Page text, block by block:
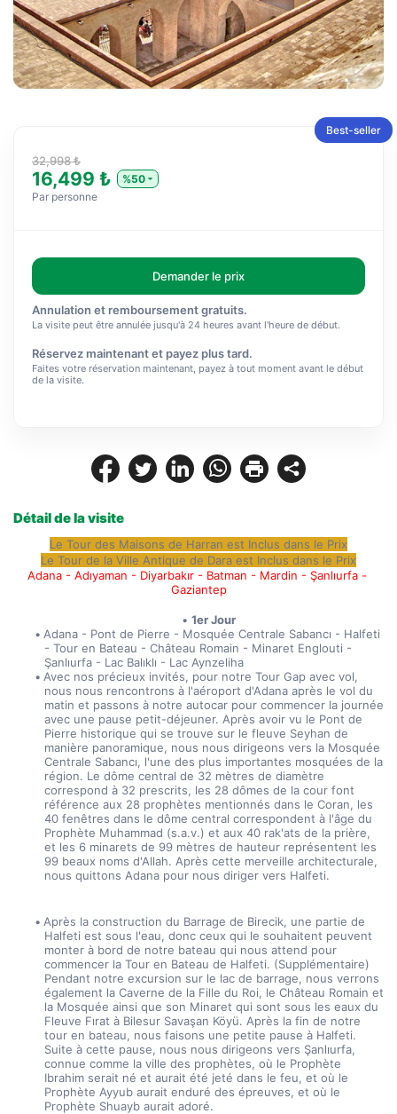
Détail de la visite
Le Tour des Maisons de Harran est Inclus dans le Prix
Le Tour de la Ville Antique de Dara est Inclus dans le Prix
Adana - Adıyaman - Diyarbakır - Batman - Mardin - Şanlıurfa -
Gaziantep
1er Jour
Adana - Pont de Pierre - Mosquée Centrale Sabancı - Halfeti
- Tour en Bateau - Château Romain - Minaret Englouti -
Şanlıurfa - Lac Balıklı - Lac Aynzeliha
Avec nos précieux invités, pour notre Tour Gap avec vol,
nous nous rencontrons à l'aéroport d'Adana après le vol du
matin et passons à notre autocar pour commencer la journée
avec une pause petit-déjeuner. Après avoir vu le Pont de
Pierre historique qui se trouve sur le fleuve Seyhan de
manière panoramique, nous nous dirigeons vers la Mosquée
Centrale Sabancı, l'une des plus importantes mosquées de la
région. Le dôme central de 32 mètres de diamètre
correspond à 32 prescrits, les 28 dômes de la cour font
référence aux 28 prophètes mentionnés dans le Coran, les
40 fenêtres dans le dôme central correspondent à l'âge du
Prophète Muhammad (s.a.v.) et aux 40 rak'ats de la prière,
et les 6 minarets de 99 mètres de hauteur représentent les
99 beaux noms d'Allah. Après cette merveille architecturale,
nous quittons Adana pour nous diriger vers Halfeti.
Après la construction du Barrage de Birecik, une partie de
Halfeti est sous l'eau, donc ceux qui le souhaitent peuvent
monter à bord de notre bateau qui nous attend pour
commencer la Tour en Bateau de Halfeti. (Supplémentaire)
Pendant notre excursion sur le lac de barrage, nous verrons
également la Caverne de la Fille du Roi, le Château Romain et
la Mosquée ainsi que son Minaret qui sont sous les eaux du
Fleuve Fırat à Bilesur Savaşan Köyü. Après la fin de notre
tour en bateau, nous faisons une petite pause à Halfeti.
Suite à cette pause, nous nous dirigeons vers Şanlıurfa,
connue comme la ville des prophètes, où le Prophète
Ibrahim serait né et aurait été jeté dans le feu, et où le
Prophète Ayyub aurait enduré des épreuves, et où le
Prophète Shuayb aurait adoré.
Best-seller
32,998 ₺
16,499 ₺
%50
Par personne
Demander le prix
Annulation et remboursement gratuits.
La visite peut être annulée jusqu'à 24 heures avant l'heure de début.
Réservez maintenant et payez plus tard.
Faites votre réservation maintenant, payez à tout moment avant le début
de la visite.